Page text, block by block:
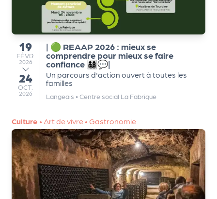
du
19
FÉVRIER
FÉVR.
2026
au
24
OCTOBRE
OCT.
2026
| 🟢 REAAP 2026 : mieux se
comprendre pour mieux se faire
confiance 👨‍👩‍👧‍👦💬|
Un parcours d'action ouvert à toutes les
familles
Langeais •Centre social La Fabrique
Culture • Art de vivre • Gastronomie
-
n
o
u
s
e
w
sl
e
tt
e